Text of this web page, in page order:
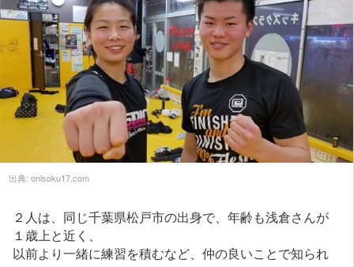
出典: onisoku17.com
２人は、同じ千葉県松戸市の出身で、年齢も浅倉さんが
１歳上と近く、
以前より一緒に練習を積むなど、仲の良いことで知られ